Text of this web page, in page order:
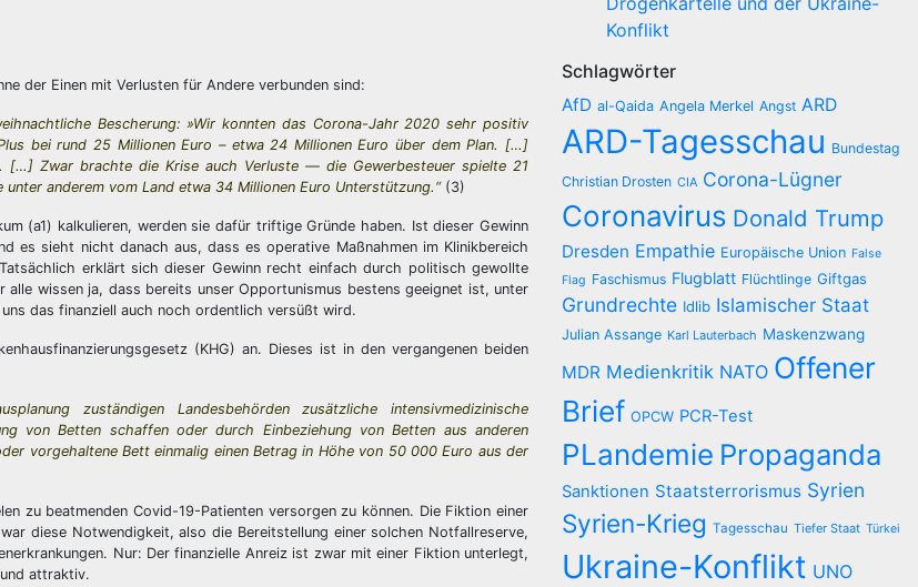
der Einen mit Verlusten für Andere verbunden sind:
Bescherung: »Wir konnten das Corona-Jahr 2020 sehr positiv
bei rund 25 Millionen Euro – etwa 24 Millionen Euro über dem Plan. […]
[…] Zwar brachte die Krise auch Verluste — die Gewerbesteuer spielte 21
anderem vom Land etwa 34 Millionen Euro Unterstützung.“(3)
(a1) kalkulieren, werden sie dafür triftige Gründe haben. Ist dieser Gewinn
es sieht nicht danach aus, dass es operative Maßnahmen im Klinikbereich
erklärt sich dieser Gewinn recht einfach durch politisch gewollte
wissen ja, dass bereits unser Opportunismus bestens geeignet ist, unter
das finanziell auch noch ordentlich versüßt wird.
(KHG) an. Dieses ist in den vergangenen beiden
zuständigen Landesbehörden zusätzliche intensivmedizinische
von Betten schaffen oder durch Einbeziehung von Betten aus anderen
vorgehaltene Bett einmalig einen Betrag in Höhe von 50 000 Euro aus der
zu beatmenden Covid-19-Patienten versorgen zu können. Die Fiktion einer
diese Notwendigkeit, also die Bereitstellung einer solchen Notfallreserve,
Nur: Der finanzielle Anreiz ist zwar mit einer Fiktion unterlegt,
attraktiv.
Konflikt
Schlagwörter
AfD al-Qaida Angela Merkel Angst ARD
ARD-Tagesschau Bundestag
Christian Drosten CIA Corona-Lügner
Coronavirus Donald Trump
Dresden Empathie Europäische Union False
Flag Faschismus Flugblatt Flüchtlinge Giftgas
Grundrechte Idlib Islamischer Staat
Julian Assange Karl Lauterbach Maskenzwang
MDR Medienkritik NATO Offener
Brief OPCW PCR-Test
PLandemie Propaganda
Sanktionen Staatsterrorismus Syrien
Syrien-Krieg Tagesschau Tiefer Staat Türkei
Ukraine-Konflikt UNO